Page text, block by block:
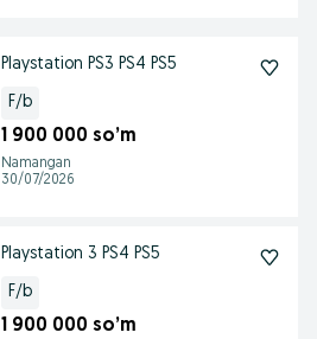
Playstation PS3 PS4 PS5
F/b
1 900 000 so’m
Namangan
30/07/2026
Playstation 3 PS4 PS5
F/b
1 900 000 so’m